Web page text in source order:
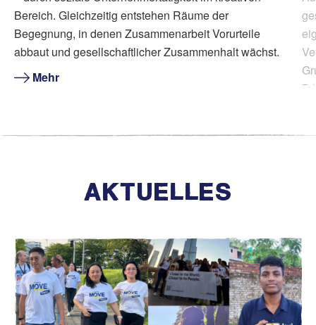
Bereich. Gleichzeitig entstehen Räume der
Begegnung, in denen Zusammenarbeit Vorurteile
abbaut und gesellschaftlicher Zusammenhalt wächst.
Mehr
AKTUELLES